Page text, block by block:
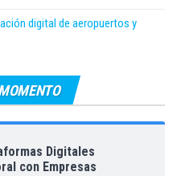
digital de aeropuertos y
Digitales
con Empresas